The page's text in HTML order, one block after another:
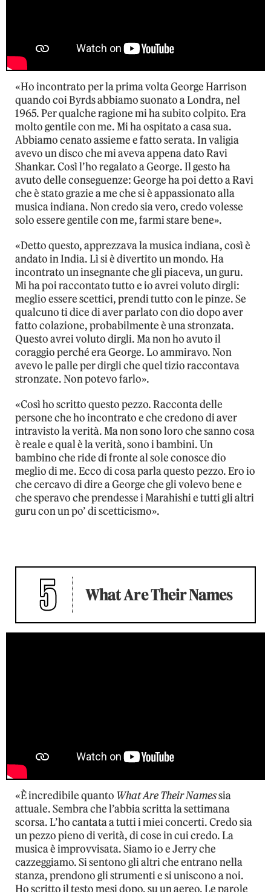
«Ho incontrato per la prima volta George Harrison
quando coi Byrds abbiamo suonato a Londra, nel
1965. Per qualche ragione mi ha subito colpito. Era
molto gentile con me. Mi ha ospitato a casa sua.
Abbiamo cenato assieme e fatto serata. In valigia
avevo un disco che mi aveva appena dato Ravi
Shankar. Così l’ho regalato a George. Il gesto ha
avuto delle conseguenze: George ha poi detto a Ravi
che è stato grazie a me che si è appassionato alla
musica indiana. Non credo sia vero, credo volesse
solo essere gentile con me, farmi stare bene».
«Detto questo, apprezzava la musica indiana, così è
andato in India. Lì si è divertito un mondo. Ha
incontrato un insegnante che gli piaceva, un guru.
Mi ha poi raccontato tutto e io avrei voluto dirgli:
meglio essere scettici, prendi tutto con le pinze. Se
qualcuno ti dice di aver parlato con dio dopo aver
fatto colazione, probabilmente è una stronzata.
Questo avrei voluto dirgli. Ma non ho avuto il
coraggio perché era George. Lo ammiravo. Non
avevo le palle per dirgli che quel tizio raccontava
stronzate. Non potevo farlo».
«Così ho scritto questo pezzo. Racconta delle
persone che ho incontrato e che credono di aver
intravisto la verità. Ma non sono loro che sanno cosa
è reale e qual è la verità, sono i bambini. Un
bambino che ride di fronte al sole conosce dio
meglio di me. Ecco di cosa parla questo pezzo. Ero io
che cercavo di dire a George che gli volevo bene e
che speravo che prendesse i Marahishi e tutti gli altri
guru con un po’ di scetticismo».
5 What Are Their Names
«È incredibile quanto What Are Their Namessia
attuale. Sembra che l’abbia scritta la settimana
scorsa. L’ho cantata a tutti i miei concerti. Credo sia
un pezzo pieno di verità, di cose in cui credo. La
musica è improvvisata. Siamo io e Jerry che
cazzeggiamo. Si sentono gli altri che entrano nella
stanza, prendono gli strumenti e si uniscono a noi.
Ho scritto il testo mesi dopo, su un aereo. Le parole